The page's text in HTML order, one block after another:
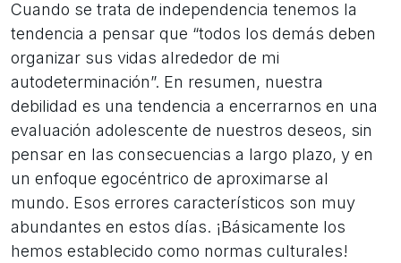
Cuando se trata de independencia tenemos la
tendencia a pensar que “todos los demás deben
organizar sus vidas alrededor de mi
autodeterminación”. En resumen, nuestra
debilidad es una tendencia a encerrarnos en una
evaluación adolescente de nuestros deseos, sin
pensar en las consecuencias a largo plazo, y en
un enfoque egocéntrico de aproximarse al
mundo. Esos errores característicos son muy
abundantes en estos días. ¡Básicamente los
hemos establecido como normas culturales!